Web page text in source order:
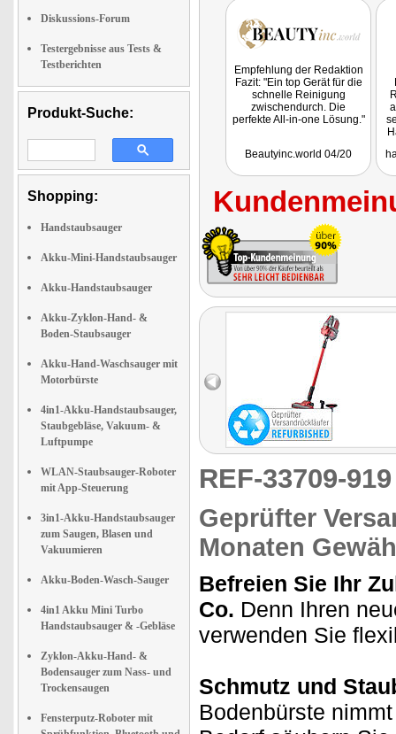
Diskussions-Forum
Testergebnisse aus Tests &
Testberichten
Produkt-Suche:
Shopping:
Handstaubsauger
Akku-Mini-Handstaubsauger
Akku-Handstaubsauger
Akku-Zyklon-Hand- &
Boden-Staubsauger
Akku-Hand-Waschsauger mit
Motorbürste
4in1-Akku-Handstaubsauger,
Staubgebläse, Vakuum- &
Luftpumpe
WLAN-Staubsauger-Roboter
mit App-Steuerung
3in1-Akku-Handstaubsauger
zum Saugen, Blasen und
Vakuumieren
Akku-Boden-Wasch-Sauger
4in1 Akku Mini Turbo
Handstaubsauger & -Gebläse
Zyklon-Akku-Hand- &
Bodensauger zum Nass- und
Trockensaugen
Fensterputz-Roboter mit
Empfehlung der Redaktion
Fazit: "Ein top Gerät für die
schnelle Reinigung
zwischendurch. Die
perfekte All-in-one Lösung."
Beautyinc.world 04/20
REF-33709-
Geprüfter
Monaten
Befreien Sie Ihr
Co. Denn Ihren
verwenden Sie
Schmutz und
Bodenbürste